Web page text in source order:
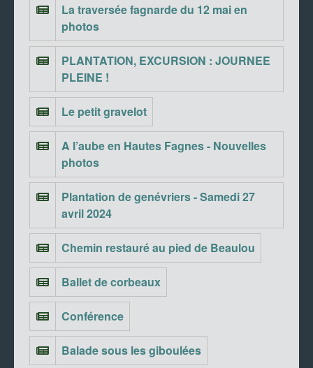
La traversée fagnarde du 12 mai en
photos
PLANTATION, EXCURSION : JOURNEE
PLEINE !
Le petit gravelot
A l’aube en Hautes Fagnes - Nouvelles
photos
Plantation de genévriers - Samedi 27
avril 2024
Chemin restauré au pied de Beaulou
Ballet de corbeaux
Conférence
Balade sous les giboulées